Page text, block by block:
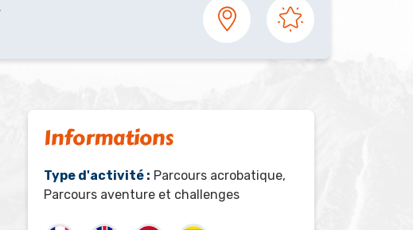
Informations
Type d'activité : Parcours acrobatique,
Parcours aventure et challenges